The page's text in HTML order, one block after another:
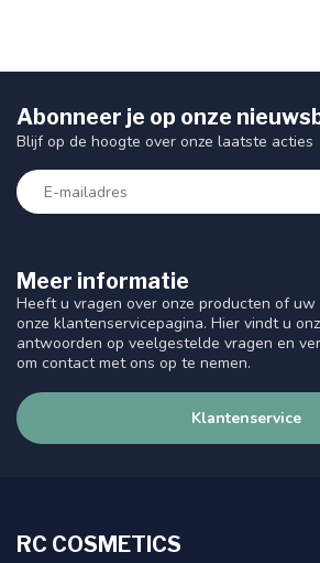
Meer informatie
Heeft u vragen over onze producten of uw
onze klantenservicepagina. Hier vindt u
antwoorden op veelgestelde vragen en
om contact met ons op te nemen.
Klantenservice
Abonneer je op onze
Blijf op de hoogte over onze laatste acties
RC COSMETICS